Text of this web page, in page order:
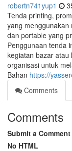
robertn741yup1
Tenda printing,
yang menggunakan
dan portable yang
Penggunaan tenda
kegiatan bazar atau
organisasi untuk
Bahan https://
Comments
Comments
Submit a Comment
No HTML